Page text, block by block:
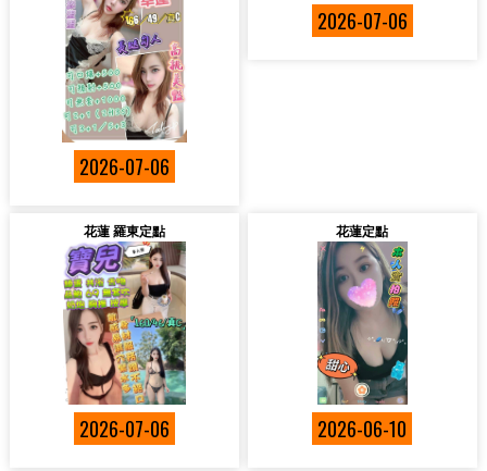
2026-07-06
2026-07-06
花蓮 羅東定點
2026-07-06
花蓮定點
2026-06-10